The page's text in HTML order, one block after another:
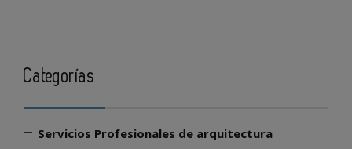
Categorías
Servicios Profesionales de arquitectura